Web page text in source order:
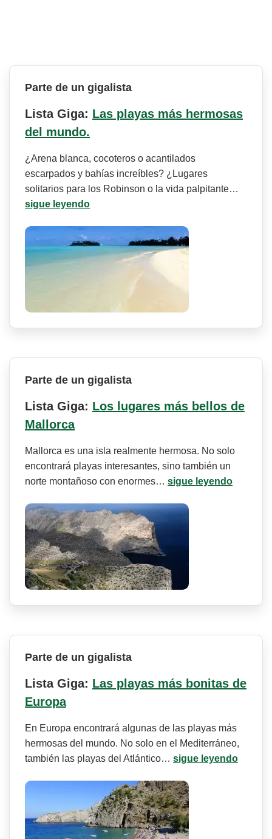
Parte de un gigalista
Lista Giga: Las playas más hermosas
del mundo.
¿Arena blanca, cocoteros o acantilados
escarpados y bahías increíbles? ¿Lugares
solitarios para los Robinson o la vida palpitante…
sigue leyendo
Parte de un gigalista
Lista Giga: Los lugares más bellos de
Mallorca
Mallorca es una isla realmente hermosa. No solo
encontrará playas interesantes, sino también un
norte montañoso con enormes… sigue leyendo
Parte de un gigalista
Lista Giga: Las playas más bonitas de
Europa
En Europa encontrará algunas de las playas más
hermosas del mundo. No solo en el Mediterráneo,
también las playas del Atlántico… sigue leyendo